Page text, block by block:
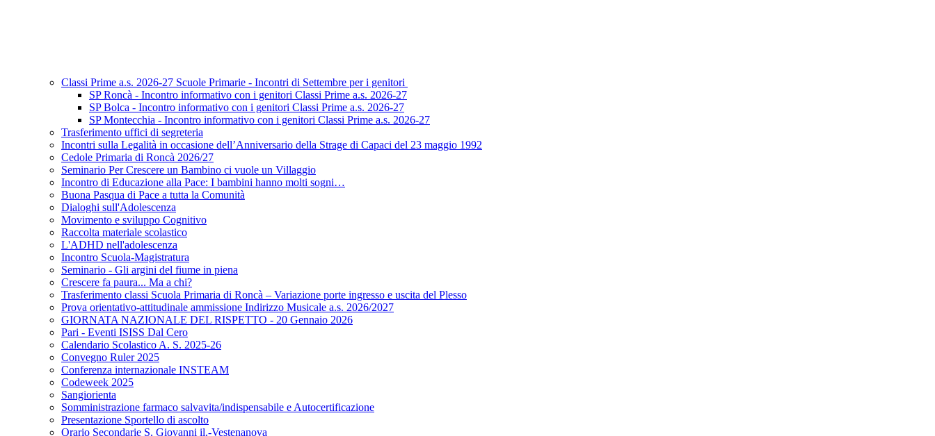
Classi Prime a.s. 2026-27 Scuole Primarie - Incontri di Settembre per i genitori
SP Roncà - Incontro informativo con i genitori Classi Prime a.s. 2026-27
SP Bolca - Incontro informativo con i genitori Classi Prime a.s. 2026-27
SP Montecchia - Incontro informativo con i genitori Classi Prime a.s. 2026-27
Trasferimento uffici di segreteria
Incontri sulla Legalità in occasione dell’Anniversario della Strage di Capaci del 23 maggio 1992
Cedole Primaria di Roncà 2026/27
Seminario Per Crescere un Bambino ci vuole un Villaggio
Incontro di Educazione alla Pace: I bambini hanno molti sogni…
Buona Pasqua di Pace a tutta la Comunità
Dialoghi sull'Adolescenza
Movimento e sviluppo Cognitivo
Raccolta materiale scolastico
L'ADHD nell'adolescenza
Incontro Scuola-Magistratura
Seminario - Gli argini del fiume in piena
Crescere fa paura... Ma a chi?
Trasferimento classi Scuola Primaria di Roncà – Variazione porte ingresso e uscita del Plesso
Prova orientativo-attitudinale ammissione Indirizzo Musicale a.s. 2026/2027
GIORNATA NAZIONALE DEL RISPETTO - 20 Gennaio 2026
Pari - Eventi ISISS Dal Cero
Calendario Scolastico A. S. 2025-26
Convegno Ruler 2025
Conferenza internazionale INSTEAM
Codeweek 2025
Sangiorienta
Somministrazione farmaco salvavita/indispensabile e Autocertificazione
Presentazione Sportello di ascolto
Orario Secondarie S. Giovanni il.-Vestenanova